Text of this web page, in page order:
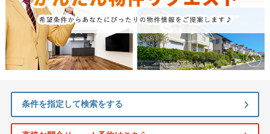
条件を指定して検索をする